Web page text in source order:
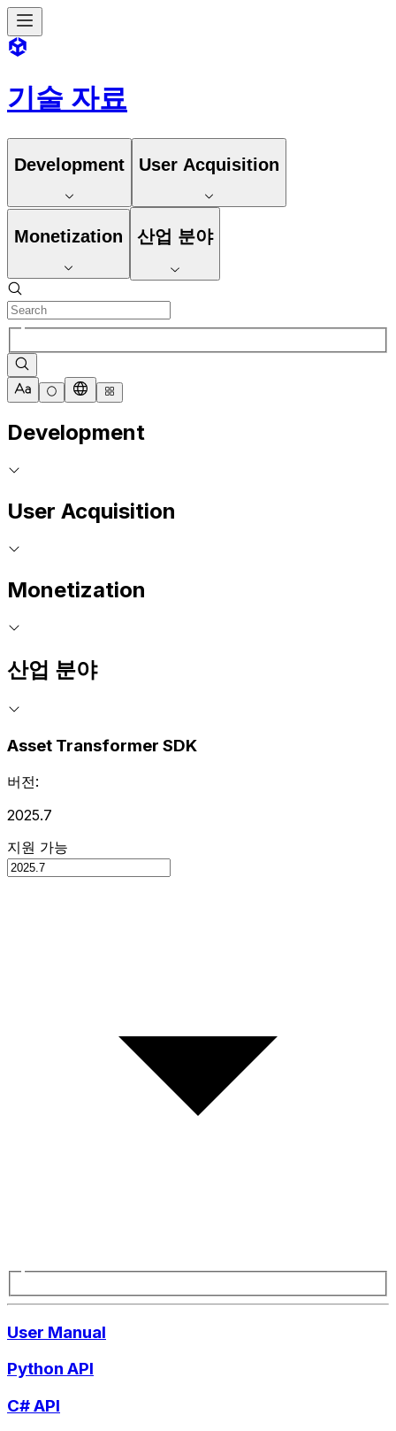
기술 자료
Development User Acquisition
Monetization 산업 분야
Development
User Acquisition
Monetization
산업 분야
Asset Transformer SDK
버전:
2025.7
지원 가능
User Manual
Python API
C# API